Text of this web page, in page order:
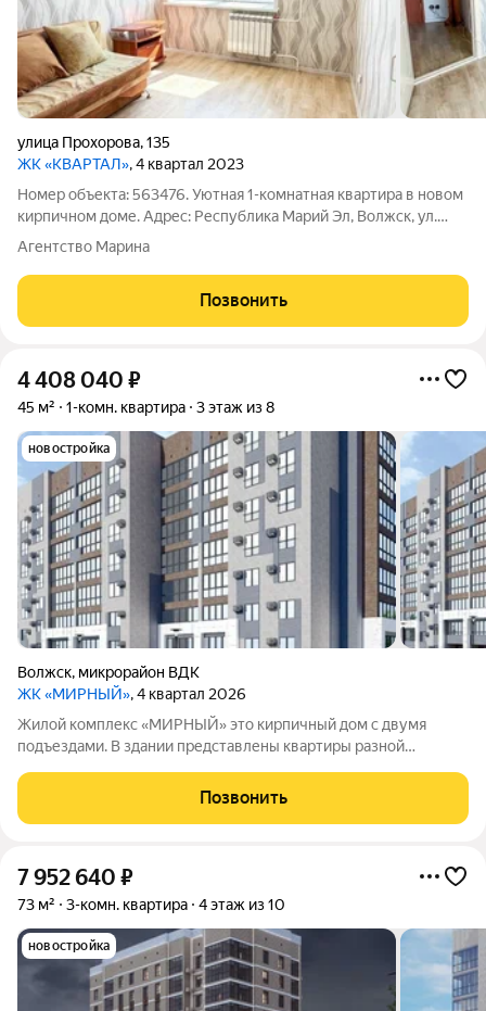
улица Прохорова,135
ЖК «КВАРТАЛ», 4 квартал 2023
Номер объекта: 563476. Уютная 1-комнатная квартира в новом
кирпичном доме. Адрес: Республика Марий Эл, Волжск, ул.
Прохорова, 135 Площадь: 29,4 м2 Год постройки дома: 2022г -
кирпичный дом. ВАЖНО! выше есть тех. этаж Ключевые
Агентство Марина
Позвонить
4 408 040 ₽
45 м² 1-комн. квартира 3 этаж из 8
новостройка
Волжск, микрорайон ВДК
ЖК «МИРНЫЙ», 4 квартал 2026
Жилой комплекс «МИРНЫЙ» это кирпичный дом с двумя
подъездами. В здании представлены квартиры разной
составляет 2,7метра, отопление централизованное. На
территории обустроят зоны для отдыха,
Позвонить
7 952 640 ₽
73 м² 3-комн. квартира 4 этаж из 10
новостройка